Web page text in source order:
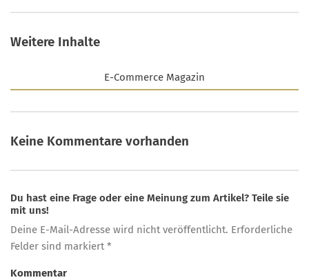
Weitere Inhalte
E-Commerce Magazin
Keine Kommentare vorhanden
Du hast eine Frage oder eine Meinung zum Artikel? Teile sie
mit uns!
Deine E-Mail-Adresse wird nicht veröffentlicht. Erforderliche
Felder sind markiert *
Kommentar